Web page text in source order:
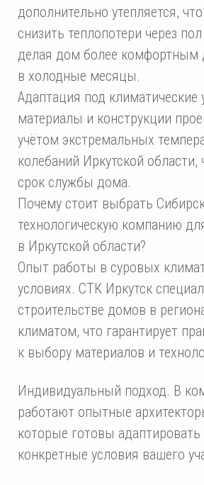
дополнительно утепляется,
снизить теплопотери через
делая дом более комфортным
в холодные месяцы.
Адаптация под климатические
материалы и конструкции
учётом экстремальных
колебаний Иркутской области,
срок службы дома.
Почему стоит выбрать
технологическую компанию
в Иркутской области?
Опыт работы в суровых
условиях. СТК Иркутск
строительстве домов в
климатом, что гарантирует
к выбору материалов и
Индивидуальный подход. В
работают опытные
которые готовы
конкретные условия вашего